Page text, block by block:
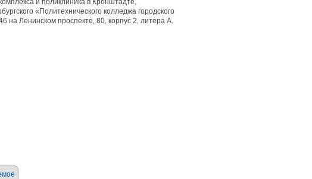
и поликлиника в Кронштадте,
«Политехнического колледжа городского
на Ленинском проспекте, 80, корпус 2, литера А.